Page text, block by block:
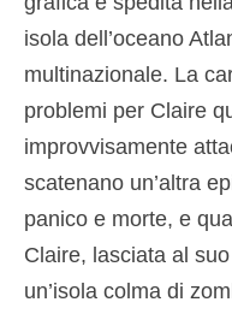
isola dell’oceano
multinazionale. La
problemi per Claire
improvvisamente
scatenano un’altra
panico e morte, e
Claire, lasciata al
un’isola colma di